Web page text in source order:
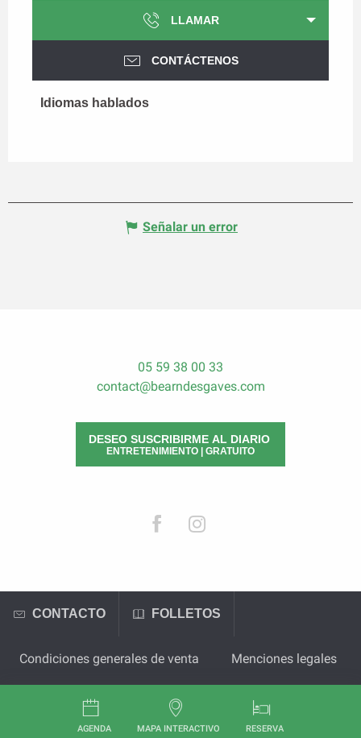
AGENDA MAPA INTERACTIVO RESERVA
LLAMAR
CONTÁCTENOS
Idiomas hablados
Idiomas hablados
Señalar un error
05 59 38 00 33
contact@bearndesgaves.com
DESEO SUSCRIBIRME AL DIARIO
ENTRETENIMIENTO | GRATUITO
CONTACTO FOLLETOS
Condiciones generales de venta Menciones legales